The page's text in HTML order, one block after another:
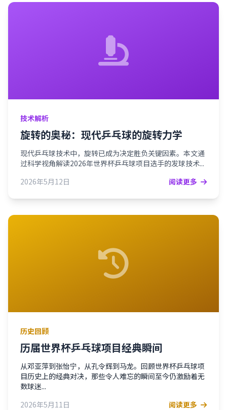
技术解析
旋转的奥秘：现代乒乓球的旋转力学
现代乒乓球技术中，旋转已成为决定胜负关键因素。本文通
过科学视角解读2026年世界杯乒乓球项目选手的发球技术...
2026年5月12日
阅读更多
历史回顾
历届世界杯乒乓球项目经典瞬间
从邓亚萍到张怡宁，从孔令辉到马龙。回顾世界杯乒乓球项
目历史上的经典对决，那些令人难忘的瞬间至今仍激励着无
数球迷...
2026年5月11日
阅读更多